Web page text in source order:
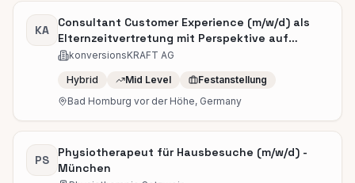
KA
Consultant Customer Experience (m/w/d) als
Elternzeitvertretung mit Perspektive auf
Festanstellung
konversionsKRAFT AG
Hybrid Mid Level
Festanstellung
Bad Homburg vor der Höhe, Germany
PS
Physiotherapeut für Hausbesuche (m/w/d) -
München